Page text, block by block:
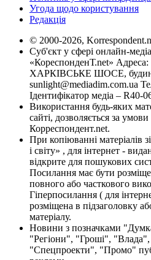
Угода щодо користування
Редакція
© 2000-2026,
Суб'єкт у сфері онлайн-
«КореспонденТ.net» Адреса:
ХАРКІВСЬКЕ ШОСЕ,
sunlight@mediadim.com.ua
Ідентифікатор медіа – R40-
Використання будь-яких
сайті, дозволяється за
Корреспондент.net.
При копіюванні матеріалів
і світу» , для інтернет -
відкрите для пошукових
Посилання має бути
повного або часткового
Гіперпосилання ( для
розміщена в підзаголовку
матеріалу.
Новини з позначками
"Регіони", "Гроші",
"Спецпроекти", "Промо"